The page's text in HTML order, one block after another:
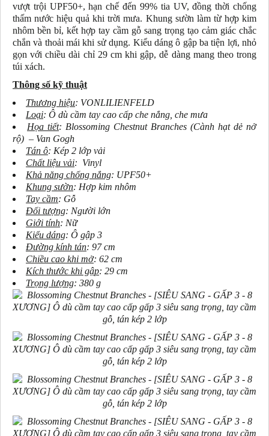
vượt trội UPF50+, hạn chế đến 99% tia UV, đồng thời chống
thấm nước hiệu quả khi trời mưa. Khung sườn làm từ hợp kim
nhôm bền bỉ, kết hợp tay cầm gỗ sang trọng tạo cảm giác chắc
chắn và thoải mái khi sử dụng. Kiểu dáng ô gập ba tiện lợi, nhỏ
gọn với chiều dài chỉ 29 cm khi gập, dễ dàng mang theo trong
túi xách.
Thông số kỹ thuật
Thương hiệu: VONLILIENFELD
Loại: Ô dù cầm tay cao cấp che nắng, che mưa
Họa tiết: Blossoming Chestnut Branches (Cành hạt dẻ nở
rộ) – Van Gogh
Tán ô: Kép 2 lớp vải
Chất liệu vải: Vinyl
Khả năng chống nắng: UPF50+
Khung sườn: Hợp kim nhôm
Tay cầm: Gỗ
Đối tượng: Người lớn
Giới tính: Nữ
Kiểu dáng: Ô gập 3
Đường kính tán: 97 cm
Chiều cao khi mở: 62 cm
Kích thước khi gập: 29 cm
Trọng lượng: 380 g